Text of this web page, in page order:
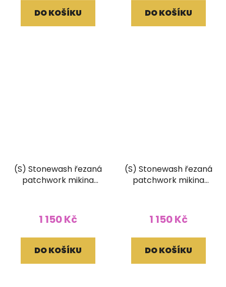
DO KOŠÍKU DO KOŠÍKU
(S) Stonewash řezaná
patchwork mikina
1 150 Kč
DO KOŠÍKU
(S) Stonewash řezaná
patchwork mikina
1 150 Kč
DO KOŠÍKU